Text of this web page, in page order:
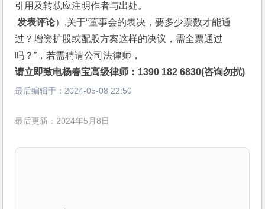
引用及转载应注明作者与出处。
发表评论）,关于“董事会的表决，要多少票数才能通
过？增资扩股或配股方案这样的决议，需全票通过
吗？”，若需聘请公司法律师，
请立即致电杨春宝高级律师：1390 182 6830(咨询勿扰)
最后编辑于： 2024-05-08 22:50
最后更新：2024年5月8日